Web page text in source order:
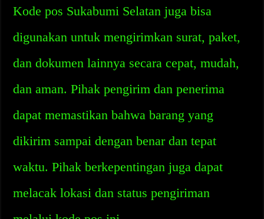
Kode pos Sukabumi Selatan juga bisa
digunakan untuk mengirimkan surat, paket,
dan dokumen lainnya secara cepat, mudah,
dan aman. Pihak pengirim dan penerima
dapat memastikan bahwa barang yang
dikirim sampai dengan benar dan tepat
waktu. Pihak berkepentingan juga dapat
melacak lokasi dan status pengiriman